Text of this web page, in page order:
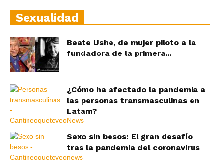
Sexualidad
Beate Ushe, de mujer piloto a la
fundadora de la primera...
¿Cómo ha afectado la pandemia a
las personas transmasculinas en
Latam?
Sexo sin besos: El gran desafío
tras la pandemia del coronavirus